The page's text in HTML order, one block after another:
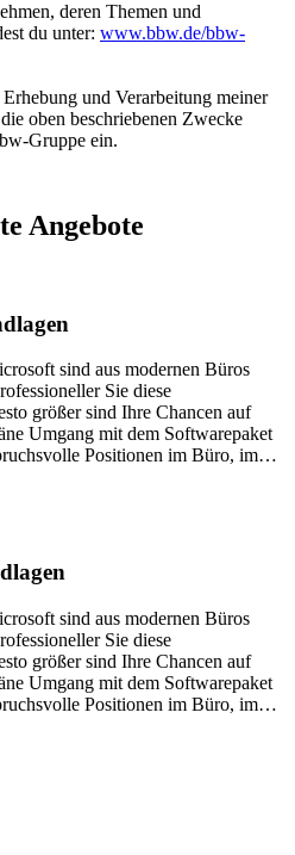
deren Themen und
du unter: www.bbw.de/bbw-
und Verarbeitung meiner
oben beschriebenen Zwecke
Gruppe ein.
Angebote
sind aus modernen Büros
Sie diese
größer sind Ihre Chancen auf
Umgang mit dem Softwarepaket
Positionen im Büro, im…
sind aus modernen Büros
Sie diese
größer sind Ihre Chancen auf
Umgang mit dem Softwarepaket
Positionen im Büro, im…